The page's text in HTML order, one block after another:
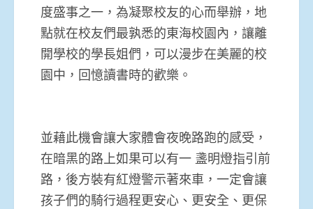
度盛事之一，為凝聚校友的心而舉辦，地
點就在校友們最孰悉的東海校園內，讓離
開學校的學長姐們，可以漫步在美麗的校
園中，回憶讀書時的歡樂。
並藉此機會讓大家體會夜晚路跑的感受，
在暗黑的路上如果可以有一 盞明燈指引前
路，後方裝有紅燈警示著來車，一定會讓
孩子們的騎行過程更安心、更安全、更保